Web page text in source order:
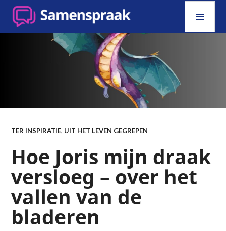
Skip
content
SAMENSPRAAK
TER INSPIRATIE, UIT HET LEVEN GEGREPEN
Hoe Joris mijn draak
versloeg – over het
vallen van de
bladeren